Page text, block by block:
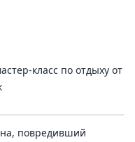
класс по отдыху от
повредивший